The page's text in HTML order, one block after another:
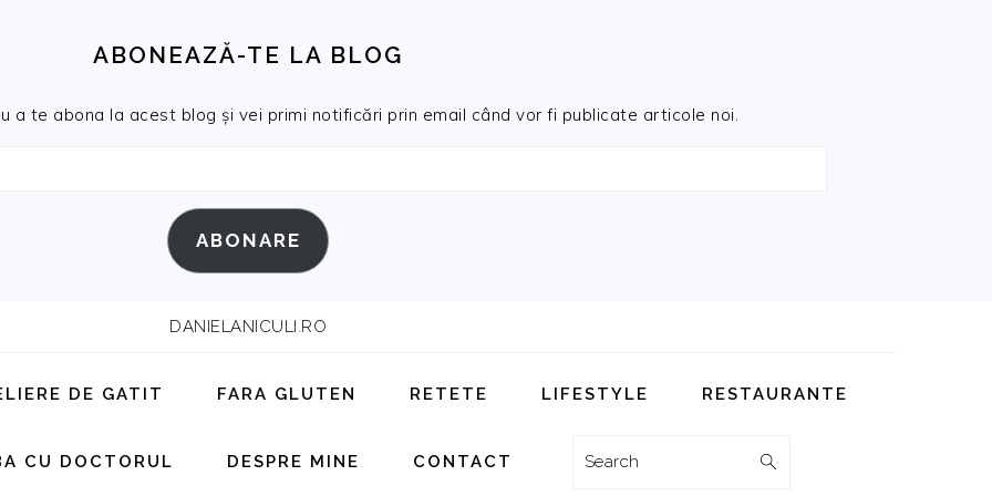
ABONEAZĂ-TE LA BLOG
a te abona la acest blog și vei primi notificări prin email când vor fi publicate articole noi.
ABONARE
DANIELANICULI.RO
DE GATIT FARA GLUTEN RETETE LIFESTYLE RESTAURANTE
CU DOCTORUL DESPRE MINE CONTACT Search